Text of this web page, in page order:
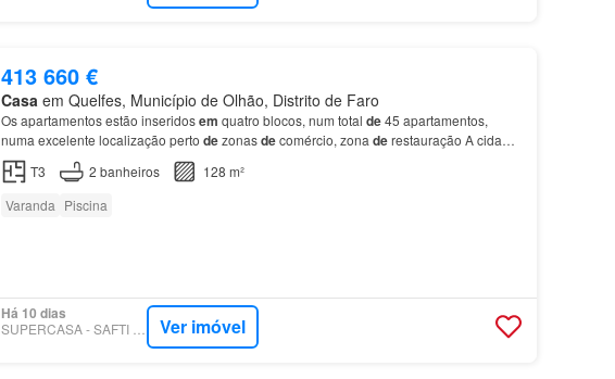
413 660 €
Casaem Quelfes, Município de Olhão, Distrito de Faro
Os apartamentos estão inseridosem quatro blocos, num total de45 apartamentos,
numa excelente localização perto dezonasdecomércio, zona derestauração A cidade
deOlhão está localizada pleno coração
T3 2 banheiros
128 m²
Varanda Piscina
Há 10 dias
Ver imóvel